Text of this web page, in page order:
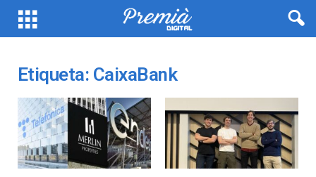
Etiqueta: CaixaBank